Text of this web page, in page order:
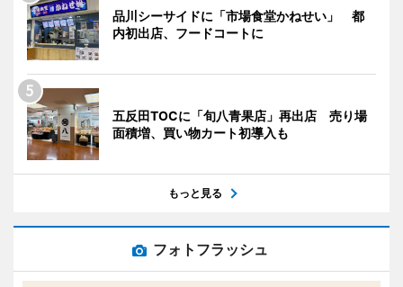
品川シーサイドに「市場食堂かねせい」 都
内初出店、フードコートに
五反田TOCに「旬八青果店」再出店 売り場
面積増、買い物カート初導入も
もっと見る
フォトフラッシュ